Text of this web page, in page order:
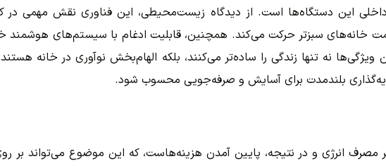
این دستگاه‌ها است. از دیدگاه زیست‌محیطی، این فناوری نقش مهمی در
خانه‌های سبزتر حرکت می‌کند. همچنین، قابلیت ادغام با سیستم‌های هوشمند
نه تنها زندگی را ساده‌تر می‌کنند، بلکه الهام‌بخش نوآوری در خانه
بلندمدت برای آسایش و صرفه‌جویی محسوب شود.
انرژی و در نتیجه، پایین آمدن هزینه‌هاست، که این موضوع می‌تواند بر